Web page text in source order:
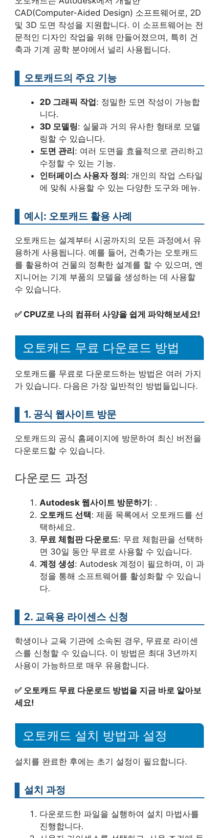
CAD(Computer-Aided Design) 소프트웨어로, 2D
및 3D 도면 작성을 지원합니다. 이 소프트웨어는 전
문적인 디자인 작업을 위해 만들어졌으며, 특히 건
축과 기계 공학 분야에서 널리 사용됩니다.
오토캐드의 주요 기능
2D 그래픽 작업 : 정밀한 도면 작성이 가능합
니다.
3D 모델링: 실물과 거의 유사한 형태로 모델
링할 수 있습니다.
도면 관리 : 여러 도면을 효율적으로 관리하고
수정할 수 있는 기능.
인터페이스 사용자 정의 : 개인의 작업 스타일
에 맞춰 사용할 수 있는 다양한 도구와 메뉴.
예시: 오토캐드 활용 사례
오토캐드는 설계부터 시공까지의 모든 과정에서 유
용하게 사용됩니다. 예를 들어, 건축가는 오토캐드
를 활용하여 건물의 정확한 설계를 할 수 있으며, 엔
지니어는 기계 부품의 모델을 생성하는 데 사용할
수 있습니다.
✅ CPUZ로 나의 컴퓨터 사양을 쉽게 파악해보세요!
오토캐드 무료 다운로드 방법
오토캐드를 무료로 다운로드하는 방법은 여러 가지
가 있습니다. 다음은 가장 일반적인 방법들입니다.
1. 공식 웹사이트 방문
오토캐드의 공식 홈페이지에 방문하여 최신 버전을
다운로드할 수 있습니다.
다운로드 과정
Autodesk 웹사이트 방문하기 : .
오토캐드 선택: 제품 목록에서 오토캐드를 선
택하세요.
무료 체험판 다운로드: 무료 체험판을 선택하
면 30일 동안 무료로 사용할 수 있습니다.
계정 생성: Autodesk 계정이 필요하며, 이 과
정을 통해 소프트웨어를 활성화할 수 있습니
다.
2. 교육용 라이센스 신청
학생이나 교육 기관에 소속된 경우, 무료로 라이센
스를 신청할 수 있습니다. 이 방법은 최대 3년까지
사용이 가능하므로 매우 유용합니다.
✅ 오토캐드 무료 다운로드 방법을 지금 바로 알아보
세요!
오토캐드 설치 방법과 설정
설치를 완료한 후에는 초기 설정이 필요합니다.
설치 과정
다운로드한 파일을 실행하여 설치 마법사를
진행합니다.